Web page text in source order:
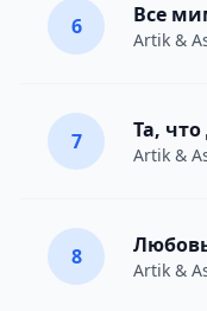
6 Все
Artik &
7 Та,
Artik &
8
Artik &